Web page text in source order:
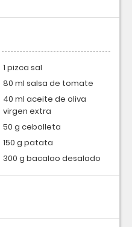
1 pizca sal
80 ml salsa de tomate
40 ml aceite de oliva
virgen extra
50 g cebolleta
150 g patata
300 g bacalao desalado